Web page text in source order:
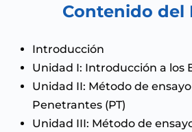
Contenido del
Introducción
Unidad I: Introducción a los
Unidad II: Método de
Penetrantes (PT)
Unidad III: Método de